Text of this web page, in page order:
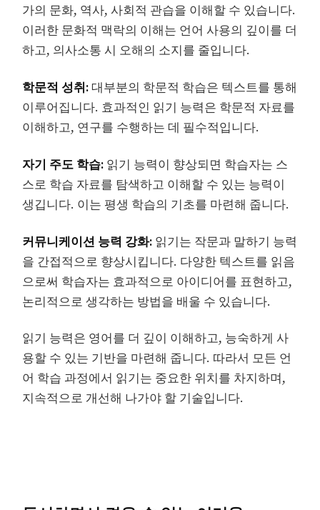
가의 문화, 역사, 사회적 관습을 이해할 수 있습니다.
이러한 문화적 맥락의 이해는 언어 사용의 깊이를 더
하고, 의사소통 시 오해의 소지를 줄입니다.
학문적 성취:대부분의 학문적 학습은 텍스트를 통해
이루어집니다. 효과적인 읽기 능력은 학문적 자료를
이해하고, 연구를 수행하는 데 필수적입니다.
자기 주도 학습: 읽기 능력이 향상되면 학습자는 스
스로 학습 자료를 탐색하고 이해할 수 있는 능력이
생깁니다. 이는 평생 학습의 기초를 마련해 줍니다.
커뮤니케이션 능력 강화: 읽기는 작문과 말하기 능력
을 간접적으로 향상시킵니다. 다양한 텍스트를 읽음
으로써 학습자는 효과적으로 아이디어를 표현하고,
논리적으로 생각하는 방법을 배울 수 있습니다.
읽기 능력은 영어를 더 깊이 이해하고, 능숙하게 사
용할 수 있는 기반을 마련해 줍니다. 따라서 모든 언
어 학습 과정에서 읽기는 중요한 위치를 차지하며,
지속적으로 개선해 나가야 할 기술입니다.